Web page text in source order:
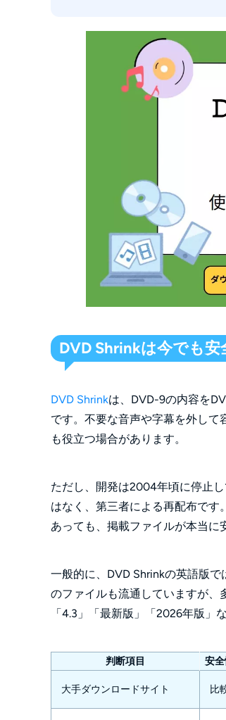
Q3. DVD Shrink 4.3や最新版
Q4. DVD Shrink日本語版
Q5. DVD Shrinkが起動しな
Q6. DVD Shrinkのダウン
DVD Shrinkは今でも
DVD Shrinkは、DVD-9の内容を
です。不要な音声や字幕を外し
も役立つ場合があります。
ただし、開発は2004年頃に停止
はなく、第三者による再配布です
あっても、掲載ファイルが本当に
一般的に、DVD Shrinkの英語版で
のファイルも流通していますが、
「4.3」「最新版」「2026年版」
判断項目 安
大手ダウンロードサイト 比